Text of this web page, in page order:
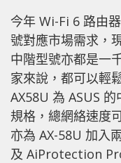
今年 Wi-Fi 6 路由
號對應市場需求，
中階型號亦都是一
家來說，都可以輕
AX58U 為 ASUS
規格，總網絡速度
亦為 AX-58U 加入
及 AiProtection